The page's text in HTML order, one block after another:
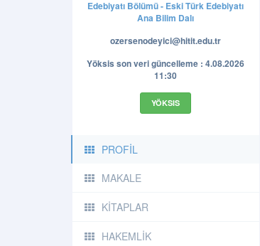
Edebiyatı Bölümü - Eski Türk Edebiyatı
Ana Bilim Dalı
ozersenodeyici@hitit.edu.tr
Yöksis son veri güncelleme : 4.08.2026
11:30
YÖKSIS
PROFİL
MAKALE
KİTAPLAR
HAKEMLİK